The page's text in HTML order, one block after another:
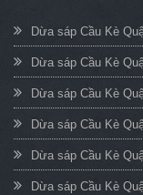
Dừa sáp Cầu Kè
Dừa sáp Cầu Kè
Dừa sáp Cầu Kè
Dừa sáp Cầu Kè
Dừa sáp Cầu Kè
Dừa sáp Cầu Kè